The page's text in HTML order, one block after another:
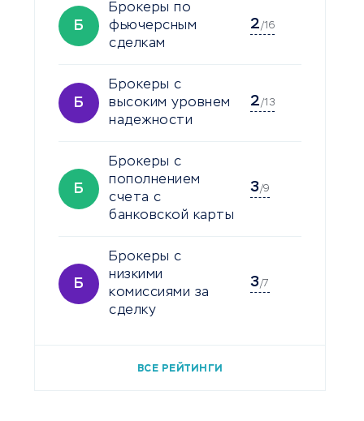
Б
Брокеры по
фьючерсным
сделкам
2/16
Б
Брокеры с
высоким уровнем
надежности
2/13
Б
Брокеры с
пополнением
счета с
банковской карты
3/9
Б
Брокеры с
низкими
комиссиями за
сделку
3/7
ВСЕ РЕЙТИНГИ